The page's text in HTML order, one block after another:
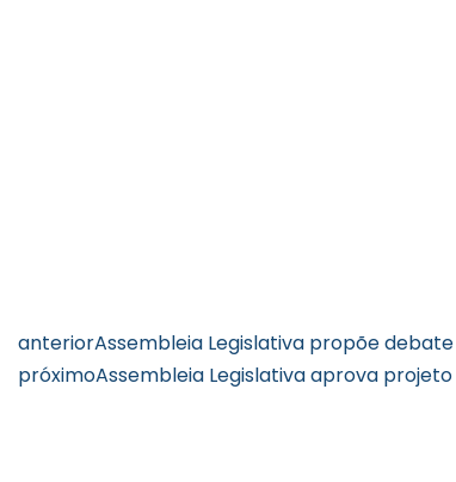
anteriorAssembleia Legislativa propõe
próximoAssembleia Legislativa aprova